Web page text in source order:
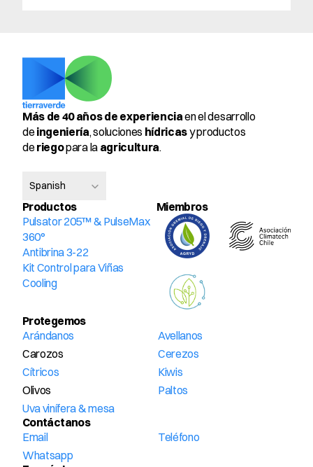
Más de 40 años de experiencia en el desarrollo
de ingeniería, soluciones hídricas y productos
de riego para la agricultura.
Spanish
Productos
Pulsator 205™ & PulseMax
360°
Antibrina 3-22
Kit Control para Viñas
Cooling
Miembros
Protegemos
Arándanos
Avellanos
Carozos
Cerezos
Cítricos
Kiwis
Olivos
Paltos
Uva vinífera & mesa
Contáctanos
Email
Teléfono
Whatsapp